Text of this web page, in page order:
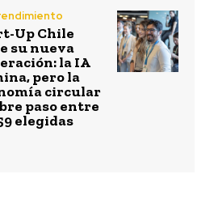
Up Chile
su nueva
la IA
pero la
circular
paso entre
elegidas